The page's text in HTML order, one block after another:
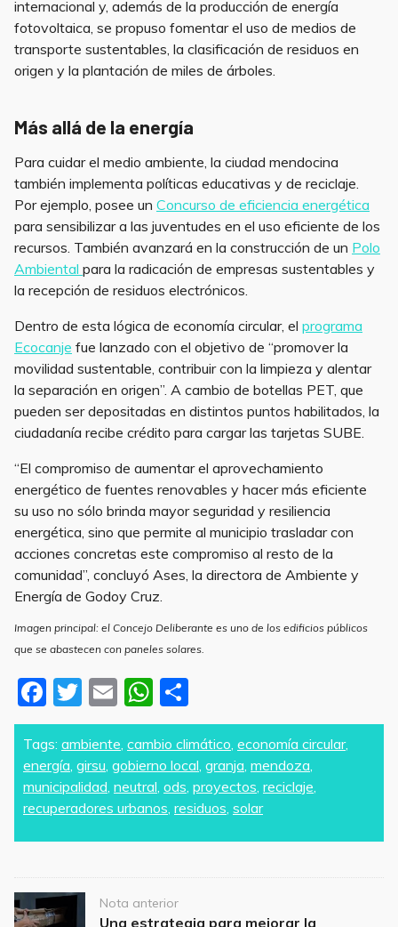
internacional y, además de la producción de energía
fotovoltaica, se propuso fomentar el uso de medios de
transporte sustentables, la clasificación de residuos en
origen y la plantación de miles de árboles.
Más allá de la energía
Para cuidar el medio ambiente, la ciudad mendocina
también implementa políticas educativas y de reciclaje.
Por ejemplo, posee un Concurso de eficiencia energética
para sensibilizar a las juventudes en el uso eficiente de los
recursos. También avanzará en la construcción de un Polo
Ambiental para la radicación de empresas sustentables y
la recepción de residuos electrónicos.
Dentro de esta lógica de economía circular, el programa
Ecocanje fue lanzado con el objetivo de “promover la
movilidad sustentable, contribuir con la limpieza y alentar
la separación en origen”. A cambio de botellas PET, que
pueden ser depositadas en distintos puntos habilitados, la
ciudadanía recibe crédito para cargar las tarjetas SUBE.
“El compromiso de aumentar el aprovechamiento
energético de fuentes renovables y hacer más eficiente
su uso no sólo brinda mayor seguridad y resiliencia
energética, sino que permite al municipio trasladar con
acciones concretas este compromiso al resto de la
comunidad”, concluyó Ases, la directora de Ambiente y
Energía de Godoy Cruz.
Imagen principal: el Concejo Deliberante es uno de los edificios públicos
que se abastecen con paneles solares.
F
a
c
e
b
o
k
T
w
itt
er
E
m
ai
l
W
h
at
s
A
p
h
ar
e
Tags: ambiente cambio climático economía circular,
energía girsu gobierno local granja mendoza
municipalidad neutral ods proyectos reciclaje
recuperadores urbanos residuos solar
Post
Nota anterior
Una estrategia para mejorar la